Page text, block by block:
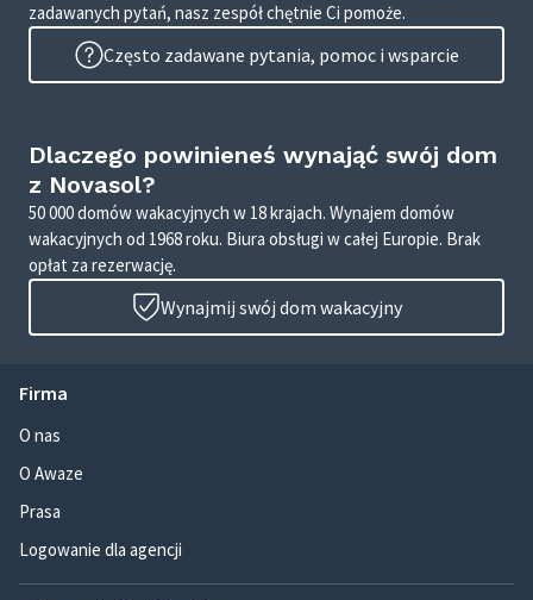
zadawanych pytań, nasz zespół chętnie Ci pomoże.
Często zadawane pytania, pomoc i wsparcie
Dlaczego powinieneś wynająć swój dom
z Novasol?
50 000 domów wakacyjnych w 18 krajach. Wynajem domów
wakacyjnych od 1968 roku. Biura obsługi w całej Europie. Brak
opłat za rezerwację.
Wynajmij swój dom wakacyjny
Firma
O nas
O Awaze
Prasa
Logowanie dla agencji